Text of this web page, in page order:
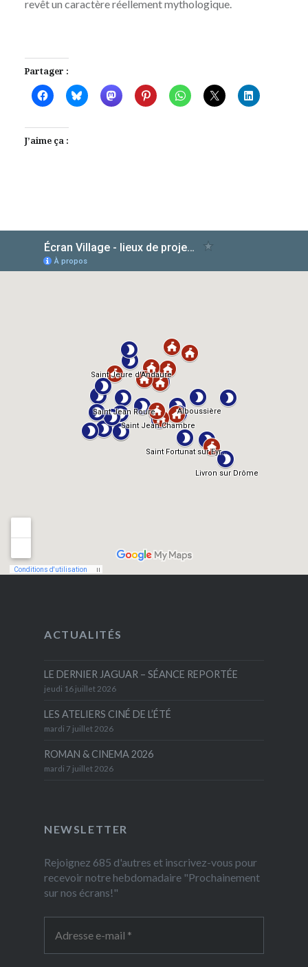
revêt un caractère réellement mythologique.
Partager :
J’aime ça :
ACTUALITÉS
LE DERNIER JAGUAR – SÉANCE REPORTÉE
jeudi 16 juillet 2026
LES ATELIERS CINÉ DE L’ÉTÉ
mardi 7 juillet 2026
ROMAN & CINEMA 2026
mardi 7 juillet 2026
NEWSLETTER
Rejoignez 685 d'autres et inscrivez-vous pour
recevoir notre hebdomadaire "Prochainement
sur nos écrans!"